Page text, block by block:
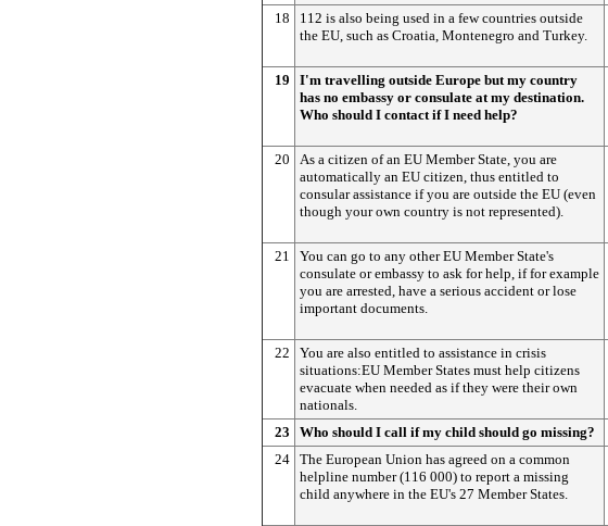
18
112 is also being used in a few countries outside
the EU, such as Croatia, Montenegro and Turkey.
19
I'm travelling outside Europe but my country
has no embassy or consulate at my destination.
Who should I contact if I need help?
20
As a citizen of an EU Member State, you are
automatically an EU citizen, thus entitled to
consular assistance if you are outside the EU (even
though your own country is not represented).
21
You can go to any other EU Member State's
consulate or embassy to ask for help, if for example
you are arrested, have a serious accident or lose
important documents.
22
You are also entitled to assistance in crisis
situations:EU Member States must help citizens
evacuate when needed as if they were their own
nationals.
23
Who should I call if my child should go missing?
24 The European Union has agreed on a common
helpline number (116 000) to report a missing
child anywhere in the EU's 27 Member States.